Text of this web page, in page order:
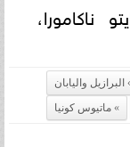
ناكامورا،
البرازيل واليابان
ماتيوس كونيا